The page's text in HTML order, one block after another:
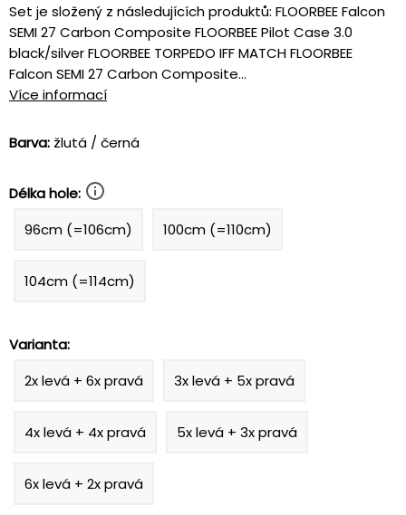
Set je složený z následujících produktů: FLOORBEE Falcon
SEMI 27 Carbon Composite FLOORBEE Pilot Case 3.0
black/silver FLOORBEE TORPEDO IFF MATCH FLOORBEE
Falcon SEMI 27 Carbon Composite...
Více informací
Barva: žlutá / černá
Délka hole:
96cm (=106cm)
100cm (=110cm)
104cm (=114cm)
Varianta:
2x levá + 6x pravá
3x levá + 5x pravá
4x levá + 4x pravá 5x levá + 3x pravá
6x levá + 2x pravá